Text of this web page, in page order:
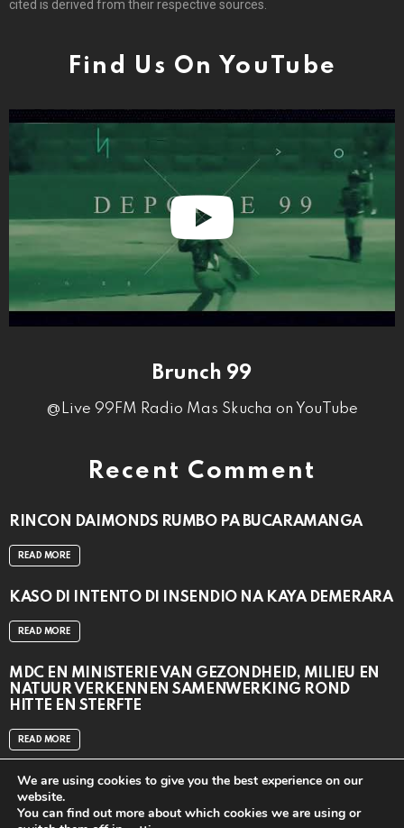
cited is derived from their respective sources.
Find Us On YouTube
Brunch 99
@Live 99FM Radio Mas Skucha on YouTube
Recent Comment
RINCON DAIMONDS RUMBO PA BUCARAMANGA
READ MORE
KASO DI INTENTO DI INSENDIO NA KAYA DEMERARA
READ MORE
MDC EN MINISTERIE VAN GEZONDHEID, MILIEU EN
NATUUR VERKENNEN SAMENWERKING ROND
HITTE EN STERFTE
READ MORE
We are using cookies to give you the best experience on our
website.
You can find out more about which cookies we are using or